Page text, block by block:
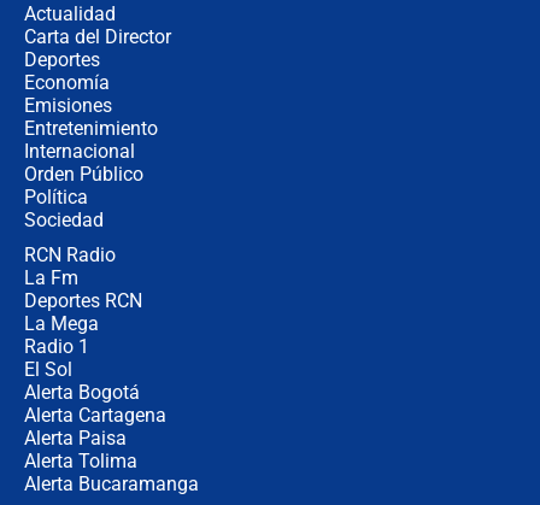
Actualidad
Carta del Director
Deportes
Economía
Emisiones
Entretenimiento
Internacional
Orden Público
Política
Sociedad
RCN Radio
La Fm
Deportes RCN
La Mega
Radio 1
El Sol
Alerta Bogotá
Alerta Cartagena
Alerta Paisa
Alerta Tolima
Alerta Bucaramanga